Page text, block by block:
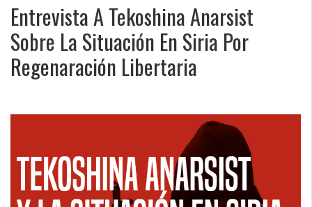
Entrevista A Tekoshina Anarsist
Sobre La Situación En Siria Por
Regenaración Libertaria